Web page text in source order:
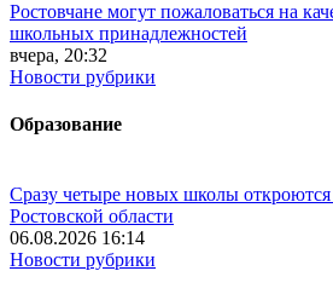
Ростовчане могут пожаловаться на
школьных принадлежностей
вчера, 20:32
Новости рубрики
Образование
Сразу четыре новых школы откроются
Ростовской области
06.08.2026 16:14
Новости рубрики